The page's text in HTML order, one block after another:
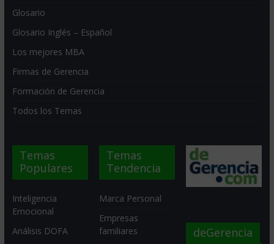
Glosario
Glosario Inglés – Español
Los mejores MBA
Firmas de Gerencia
Formación de Gerencia
Todos los Temas
Temas
Populares
Inteligencia
Emocional
Análisis DOFA
Temas
Tendencia
Marca Personal
Empresas
familiares
deGerencia